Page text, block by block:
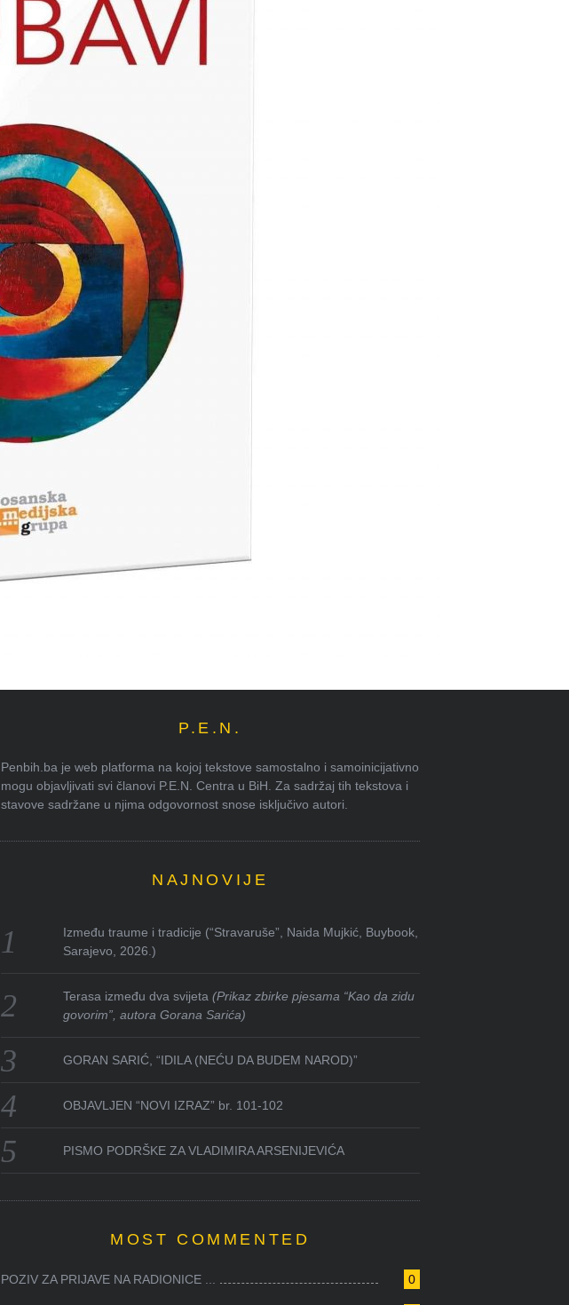
P.E.N.
Penbih.ba je web platforma na kojoj tekstove samostalno i samoinicijativno
mogu objavljivati svi članovi P.E.N. Centra u BiH. Za sadržaj tih tekstova i
stavove sadržane u njima odgovornost snose isključivo autori.
NAJNOVIJE
Između traume i tradicije (“Stravaruše”, Naida Mujkić, Buybook,
Sarajevo, 2026.)
Terasa između dva svijeta(Prikaz zbirke pjesama “Kao da zidu
govorim”, autora Gorana Sarića)
GORAN SARIĆ, “IDILA (NEĆU DA BUDEM NAROD)”
OBJAVLJEN “NOVI IZRAZ” br. 101-102
PISMO PODRŠKE ZA VLADIMIRA ARSENIJEVIĆA
MOST COMMENTED
0
POZIV ZA PRIJAVE NA RADIONICE ...